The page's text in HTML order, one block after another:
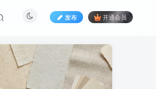
发布 开通会员